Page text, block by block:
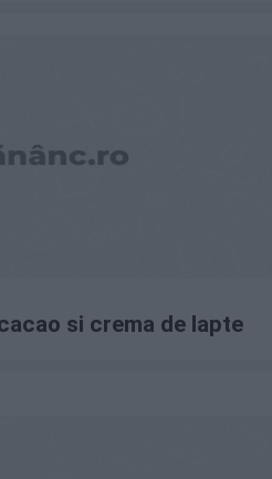
si crema de lapte